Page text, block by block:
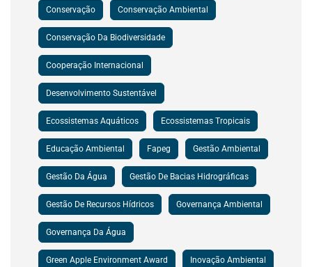
Conservação Conservação Ambiental
Conservação Da Biodiversidade
Cooperação Internacional
Desenvolvimento Sustentável
Ecossistemas Aquáticos Ecossistemas Tropicais
Educação Ambiental Fapeg Gestão Ambiental
Gestão Da Água Gestão De Bacias Hidrográficas
Gestão De Recursos Hídricos Governança Ambiental
Governança Da Água
Green Apple Environment Award Inovação Ambiental